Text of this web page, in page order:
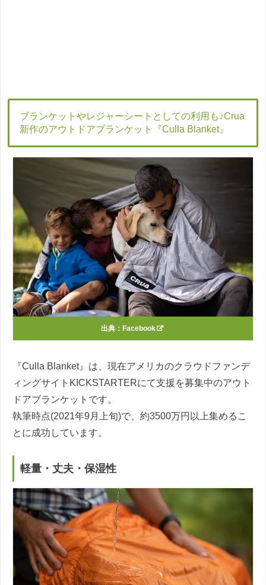
ブランケットやレジャーシートとしての利用も♪Crua
新作のアウトドアブランケット『Culla Blanket』
出典： Facebook
『Culla Blanket』は、現在アメリカのクラウドファンデ
ィングサイトKICKSTARTERにて支援を募集中のアウト
ドアブランケットです。
執筆時点(2021年9月上旬)で、約3500万円以上集めるこ
とに成功しています。
軽量・丈夫・保湿性